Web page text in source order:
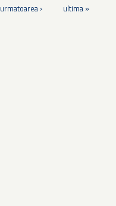
urmatoarea › ultima »